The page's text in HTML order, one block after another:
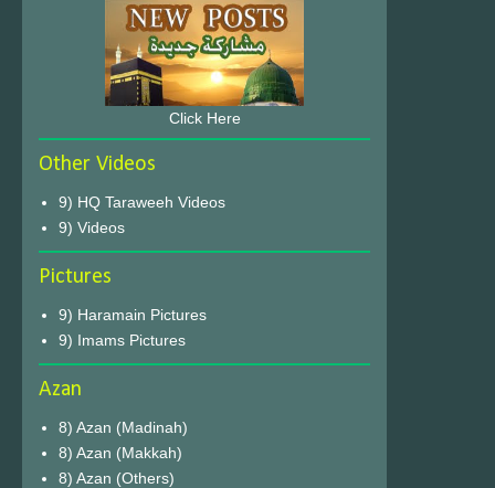
Click Here
Other Videos
9) HQ Taraweeh Videos
9) Videos
Pictures
9) Haramain Pictures
9) Imams Pictures
Azan
8) Azan (Madinah)
8) Azan (Makkah)
8) Azan (Others)